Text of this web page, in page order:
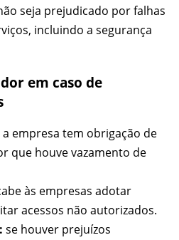
seja prejudicado por falhas
incluindo a segurança
em caso de
a empresa tem obrigação de
que houve vazamento de
às empresas adotar
acessos não autorizados.
se houver prejuízos